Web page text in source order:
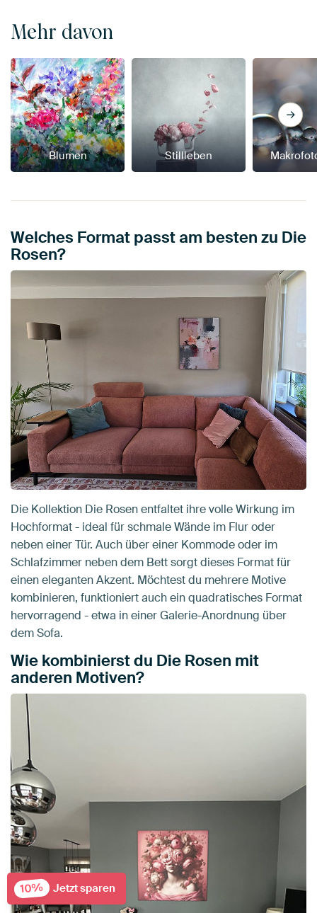
Mehr davon
Blumen Stillleben
Welches Format passt am besten zu Die
Rosen?
Die Kollektion Die Rosen entfaltet ihre volle Wirkung im
Hochformat - ideal für schmale Wände im Flur oder
neben einer Tür. Auch über einer Kommode oder im
Schlafzimmer neben dem Bett sorgt dieses Format für
einen eleganten Akzent. Möchtest du mehrere Motive
kombinieren, funktioniert auch ein quadratisches Format
hervorragend - etwa in einer Galerie-Anordnung über
dem Sofa.
Wie kombinierst du Die Rosen mit
anderen Motiven?
10% Jetzt sparen